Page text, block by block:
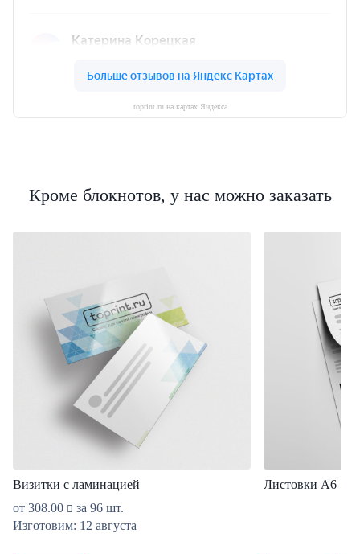
toprint.ru на картах Яндекса
Кроме блокнотов, у нас можно заказать
Визитки с ламинацией
от 308.00
за 96 шт.
Изготовим: 12 августа
Листовки А6